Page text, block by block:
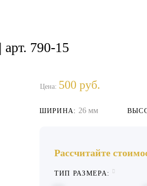
790-15
Цена: 500 руб.
ШИРИНА: 26 мм
Рассчитайте
ТИП РАЗМЕРА: